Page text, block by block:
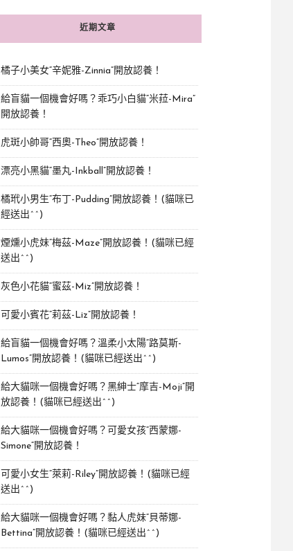
近期文章
橘子小美女“辛妮雅-Zinnia”開放認養！
給盲貓一個機會好嗎？乖巧小白貓“米菈-Mira”
開放認養！
虎斑小帥哥“西奧-Theo”開放認養！
漂亮小黑貓“墨丸-Inkball”開放認養！
橘玳小男生“布丁-Pudding”開放認養！(貓咪已
經送出^^)
煙燻小虎妹“梅茲-Maze”開放認養！(貓咪已經
送出^^)
灰色小花貓“蜜茲-Miz”開放認養！
可愛小賓花“莉茲-Liz”開放認養！
給盲貓一個機會好嗎？溫柔小太陽“路莫斯-
Lumos”開放認養！(貓咪已經送出^^)
給大貓咪一個機會好嗎？黑紳士“摩吉-Moji”開
放認養！(貓咪已經送出^^)
給大貓咪一個機會好嗎？可愛女孩“西蒙娜-
Simone“開放認養！
可愛小女生“萊莉-Riley”開放認養！(貓咪已經
送出^^)
給大貓咪一個機會好嗎？黏人虎妹“貝蒂娜-
Bettina”開放認養！(貓咪已經送出^^)